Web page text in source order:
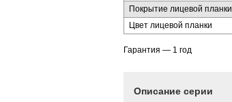
Покрытие лицевой планки
Цвет лицевой планки
Гарантия — 1 год
Описание серии